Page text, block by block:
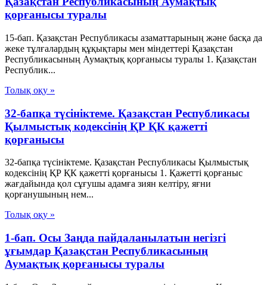
қорғанысы туралы
15-бап. Қазақстан Республикасы азаматтарының және басқа да
жеке тұлғалардың құқықтары мен міндеттері Қазақстан
Республикасының Аумақтық қорғанысы туралы 1. Қазақстан
Республик...
Толық оқу »
32-бапқа түсініктеме. Қазақстан Республикасы
Қылмыстық кодексінің ҚР ҚК қажетті
қорғанысы
32-бапқа түсініктеме. Қазақстан Республикасы Қылмыстық
кодексінің ҚР ҚК қажетті қорғанысы 1. Қажетті қорғаныс
жағдайында қол сұғушы адамға зиян келтіру, яғни
қорғанушының нем...
Толық оқу »
1-бап. Осы Заңда пайдаланылатын негізгі
ұғымдар Қазақстан Республикасының
Аумақтық қорғанысы туралы